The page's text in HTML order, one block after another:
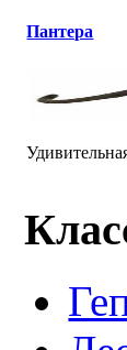
Пантера